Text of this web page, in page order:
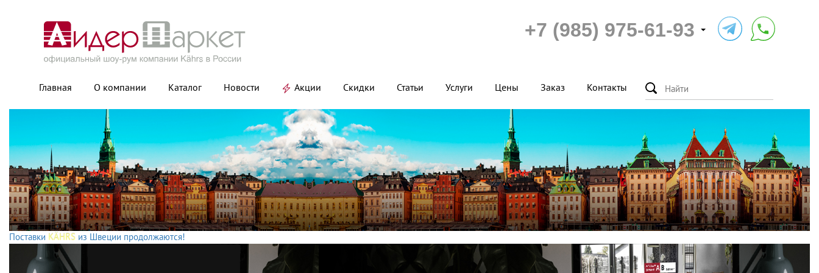
+7 (985) 975-61-93
Главная О компании Каталог Новости Акции Скидки Статьи Услуги Цены Заказ Контакты
Поставки KÄHRS из Швеции продолжаются!